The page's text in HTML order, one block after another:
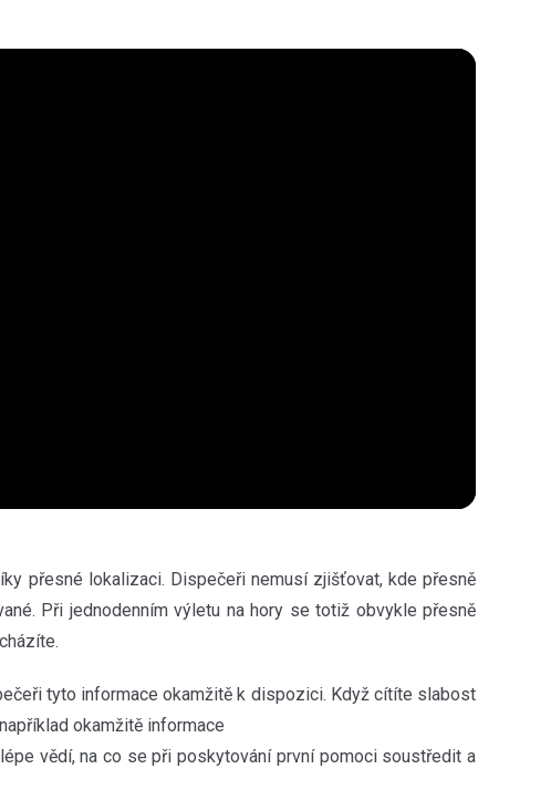
přesné lokalizaci. Dispečeři nemusí zjišťovat, kde přesně
Při jednodenním výletu na hory se totiž obvykle přesně
tyto informace okamžitě k dispozici. Když cítíte slabost
okamžitě informace
vědí, na co se při poskytování první pomoci soustředit a